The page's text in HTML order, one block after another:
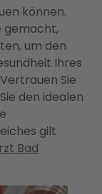
können.
gemacht,
um den
Ihres
Sie
den idealen
gilt
Bad